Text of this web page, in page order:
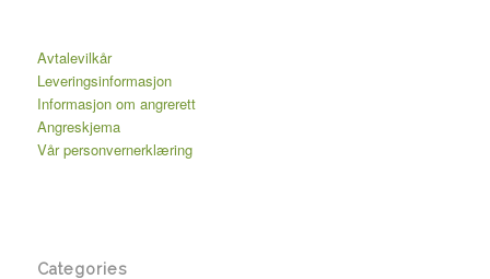
Avtalevilkår
Leveringsinformasjon
Informasjon om angrerett
Angreskjema
Vår personvernerklæring
Categories